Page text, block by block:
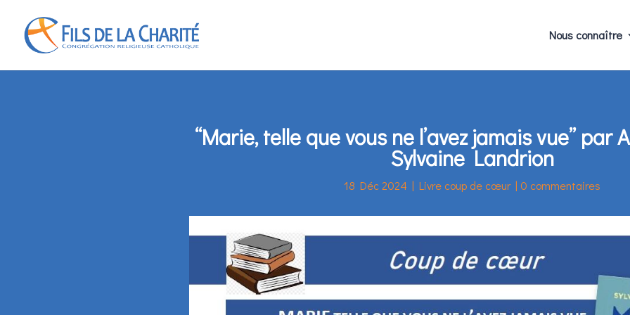
Nous connaître
“Marie, telle que vous ne l’avez jamais vue” par
Sylvaine Landrion
18 Déc 2024 |Livre coup de cœur| 0 commentaires